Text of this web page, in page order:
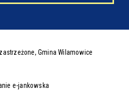
Gmina Wilamowice
e-jankowska